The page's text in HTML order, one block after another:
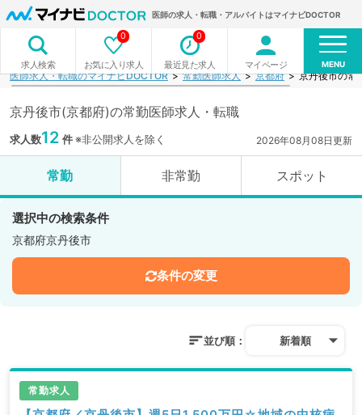
医師の求人・転職・アルバイトはマイナビDOCTOR
求人検索 お気に入り求人
0
最近見た求人
0
マイページ MENU
医師求人・転職のマイナビDOCTOR 常勤医師求人 京都府 京丹後市の常
京丹後市(京都府)の常勤医師求人・転職
求人数12 件※非公開求人を除く 2026年08月08日更新
常勤 非常勤 スポット
選択中の検索条件
京都府京丹後市
条件の変更
並び順： 新着順
常勤求人